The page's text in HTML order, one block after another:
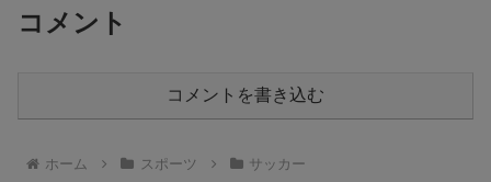
コメント
コメントを書き込む
ホーム スポーツ サッカー